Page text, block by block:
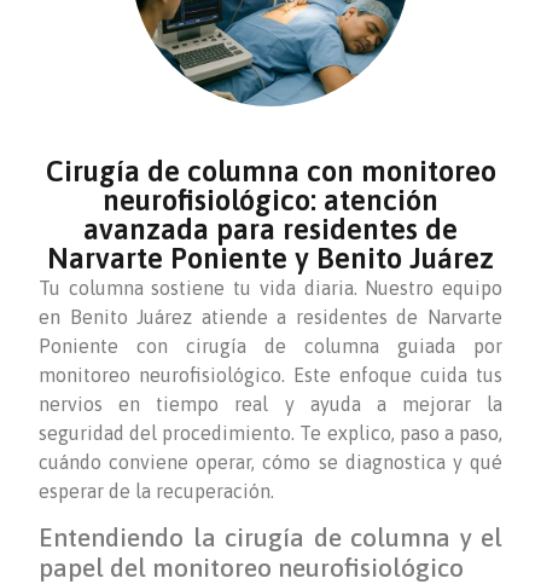
Cirugía de columna con monitoreo
neurofisiológico: atención
avanzada para residentes de
Narvarte Poniente y Benito Juárez
Tu columna sostiene tu vida diaria. Nuestro equipo
en Benito Juárez atiende a residentes de Narvarte
Poniente con cirugía de columna guiada por
monitoreo neurofisiológico. Este enfoque cuida tus
nervios en tiempo real y ayuda a mejorar la
seguridad del procedimiento. Te explico, paso a paso,
cuándo conviene operar, cómo se diagnostica y qué
esperar de la recuperación.
Entendiendo la cirugía de columna y el
papel del monitoreo neurofisiológico